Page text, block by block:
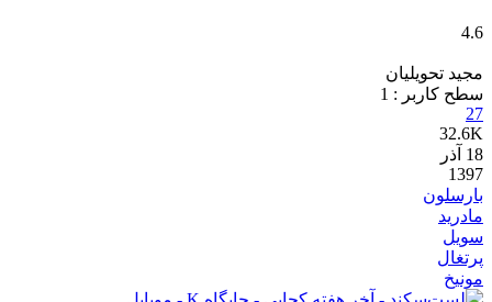
4.6
مجید تحویلیان
سطح کاربر : 1
27
32.6K
18 آذر
1397
بارسلون
مادرید
سویل
پرتغال
مونیخ